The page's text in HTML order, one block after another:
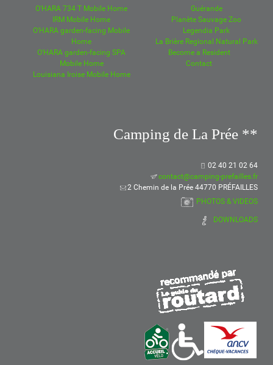
O'HARA 734 T Mobile Home
IRM Mobile Home
O'HARA garden-facing Mobile
Home
O'HARA garden-facing SPA
Mobile Home
Louisiana Iroise Mobile Home
Guérande
Planète Sauvage Zoo
Legendia Park
La Brière Regional Natural Park
Become a Resident
Contact
Camping de La Prée **
02 40 21 02 64
contact@camping-prefailles.fr
2 Chemin de la Prée 44770 PRÉFAILLES
PHOTOS & VIDEOS
DOWNLOADS